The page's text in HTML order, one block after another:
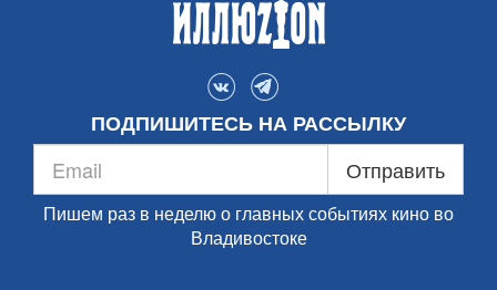
ПОДПИШИТЕСЬ НА РАССЫЛКУ
Отправить
Пишем раз в неделю о главных событиях кино во
Владивостоке